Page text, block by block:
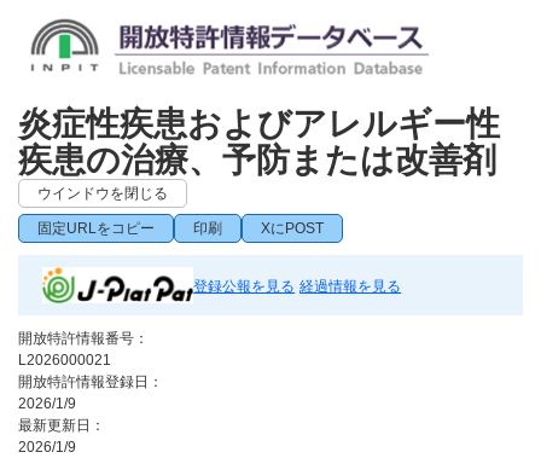
炎症性疾患およびアレルギー性
疾患の治療、予防または改善剤
ウインドウを閉じる
固定URLをコピー 印刷 XにPOST
登録公報を見る 経過情報を見る
開放特許情報番号：
L2026000021
開放特許情報登録日：
2026/1/9
最新更新日：
2026/1/9